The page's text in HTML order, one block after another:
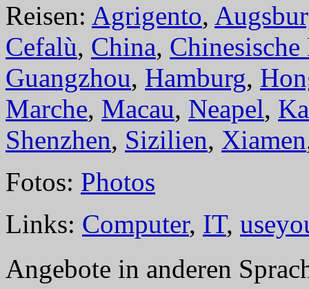
Reisen: Agrigento,
Cefalù, China, Chinesische
Guangzhou, Hamburg,
Marche, Macau, Neapel,
Shenzhen, Sizilien, Xiamen
Fotos: Photos
Links: Computer, IT,
Angebote in anderen